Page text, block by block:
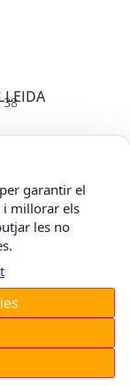
38
garantir el
i millorar els
les no